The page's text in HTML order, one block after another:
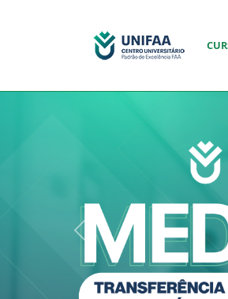
Previous